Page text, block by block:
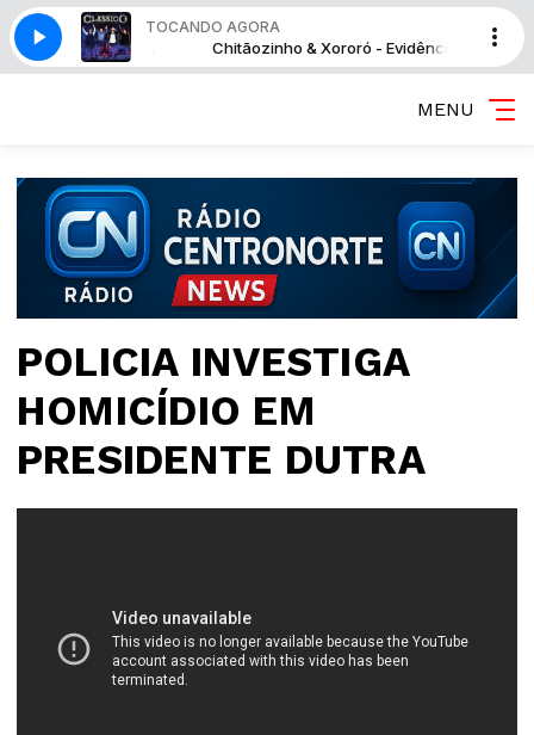
TOCANDO AGORA
- Evidências Chitãozinho & Xororó - Evidências
MENU
POLICIA INVESTIGA
HOMICÍDIO EM
PRESIDENTE DUTRA